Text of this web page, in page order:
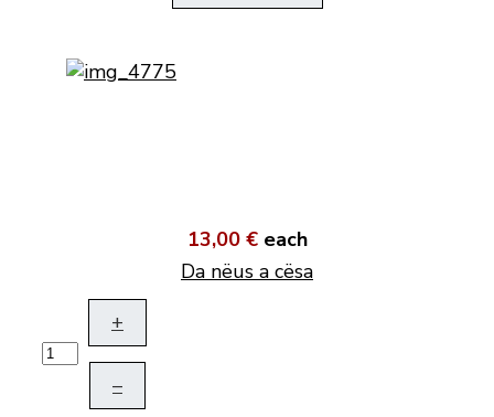
13,00 € each
Da nëus a cësa
+
–